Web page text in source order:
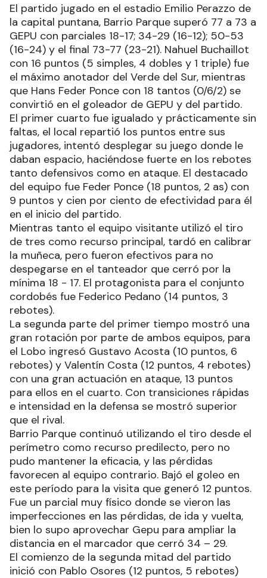
El partido jugado en el estadio Emilio Perazzo de
la capital puntana, Barrio Parque superó 77 a 73 a
GEPU con parciales 18-17; 34-29 (16-12); 50-53
(16-24) y el final 73-77 (23-21). Nahuel Buchaillot
con 16 puntos (5 simples, 4 dobles y 1 triple) fue
el máximo anotador del Verde del Sur, mientras
que Hans Feder Ponce con 18 tantos (0/6/2) se
convirtió en el goleador de GEPU y del partido.
El primer cuarto fue igualado y prácticamente sin
faltas, el local repartió los puntos entre sus
jugadores, intentó desplegar su juego donde le
daban espacio, haciéndose fuerte en los rebotes
tanto defensivos como en ataque. El destacado
del equipo fue Feder Ponce (18 puntos, 2 as) con
9 puntos y cien por ciento de efectividad para él
en el inicio del partido.
Mientras tanto el equipo visitante utilizó el tiro
de tres como recurso principal, tardó en calibrar
la muñeca, pero fueron efectivos para no
despegarse en el tanteador que cerró por la
mínima 18 - 17. El protagonista para el conjunto
cordobés fue Federico Pedano (14 puntos, 3
rebotes).
La segunda parte del primer tiempo mostró una
gran rotación por parte de ambos equipos, para
el Lobo ingresó Gustavo Acosta (10 puntos, 6
rebotes) y Valentín Costa (12 puntos, 4 rebotes)
con una gran actuación en ataque, 13 puntos
para ellos en el cuarto. Con transiciones rápidas
e intensidad en la defensa se mostró superior
que el rival.
Barrio Parque continuó utilizando el tiro desde el
perímetro como recurso predilecto, pero no
pudo mantener la eficacia, y las pérdidas
favorecen al equipo contrario. Bajó el goleo en
este período para la visita que generó 12 puntos.
Fue un parcial muy físico donde se vieron las
imperfecciones en las pérdidas, de ida y vuelta,
bien lo supo aprovechar Gepu para ampliar la
distancia en el marcador que cerró 34 – 29.
El comienzo de la segunda mitad del partido
inició con Pablo Osores (12 puntos, 5 rebotes)